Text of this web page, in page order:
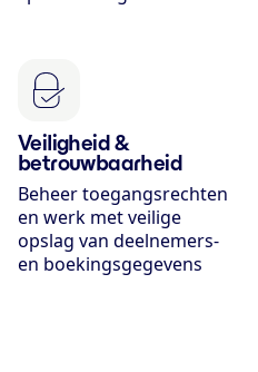
Veiligheid &
betrouwbaarheid
Beheer toegangsrechten
en werk met veilige
opslag van deelnemers-
en boekingsgegevens